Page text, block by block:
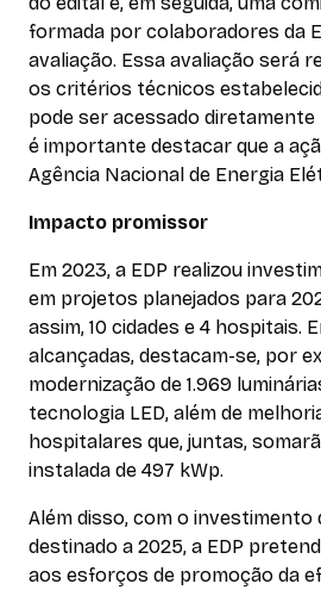
formada por colaboradores da
avaliação. Essa avaliação será
os critérios técnicos
pode ser acessado diretamente
é importante destacar que a
Agência Nacional de Energia
Impacto promissor
Em 2023, a EDP realizou
em projetos planejados para
assim, 10 cidades e 4 hospitais.
alcançadas, destacam-se, por
modernização de 1.969
tecnologia LED, além de
hospitalares que, juntas,
instalada de 497 kWp.
Além disso, com o investimento
destinado a 2025, a EDP
aos esforços de promoção da